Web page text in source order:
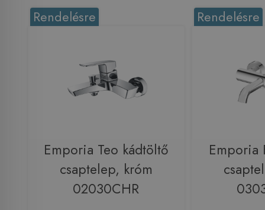
Rendelésre
Emporia Teo kádtöltő
csaptelep, króm
02030CHR
Rendelésre
Emporia